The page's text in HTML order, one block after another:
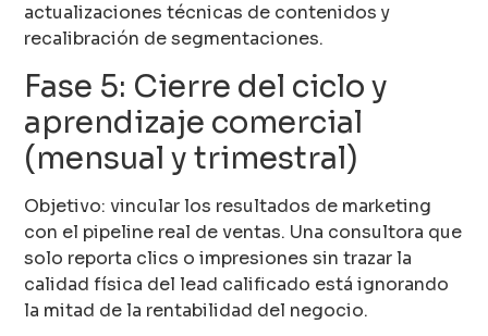
actualizaciones técnicas de contenidos y
recalibración de segmentaciones.
Fase 5: Cierre del ciclo y
aprendizaje comercial
(mensual y trimestral)
Objetivo: vincular los resultados de marketing
con el pipeline real de ventas. Una consultora que
solo reporta clics o impresiones sin trazar la
calidad física del lead calificado está ignorando
la mitad de la rentabilidad del negocio.